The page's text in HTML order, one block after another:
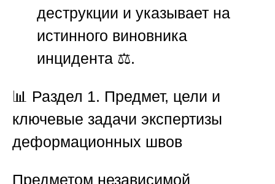
деструкции и указывает на
истинного виновника
инцидента ⚖️.
📊 Раздел 1. Предмет, цели и
ключевые задачи экспертизы
деформационных швов
Предметом независимой